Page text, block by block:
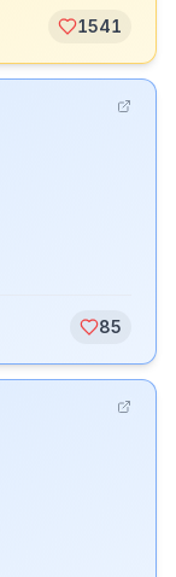
1541
85